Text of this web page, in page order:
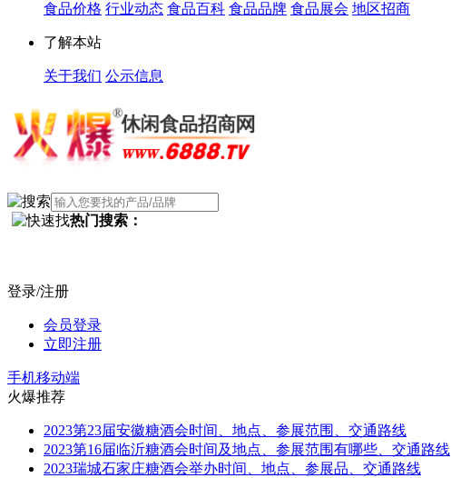
食品价格 行业动态 食品百科 食品品牌 食品展会 地区招商
了解本站
关于我们 公示信息
热门搜索：
登录/注册
会员登录
立即注册
手机移动端
火爆推荐
2023第23届安徽糖酒会时间、地点、参展范围、交通路线
2023第16届临沂糖酒会时间及地点、参展范围有哪些、交通路线
2023瑞城石家庄糖酒会举办时间、地点、参展品、交通路线